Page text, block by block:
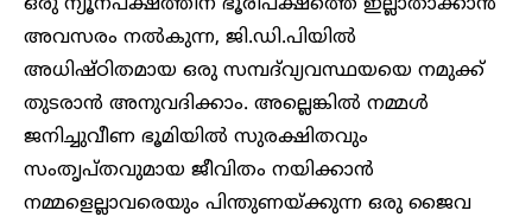
അവസരം നൽകുന്ന, ജി.ഡി.പിയിൽ
അധിഷ്ഠിതമായ ഒരു സമ്പദ്‌വ്യവസ്ഥയയെ നമുക്ക്
തുടരാൻ അനുവദിക്കാം. അല്ലെങ്കിൽ നമ്മൾ
ജനിച്ചുവീണ ഭൂമിയിൽ സുരക്ഷിതവും
സംതൃപ്‌തവുമായ ജീവിതം നയിക്കാൻ
നമ്മളെല്ലാവരെയും പിന്തുണയ്‌ക്കുന്ന ഒരു ജൈവ